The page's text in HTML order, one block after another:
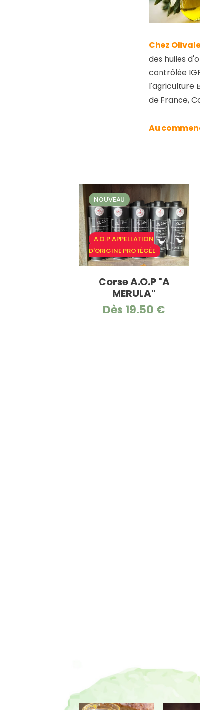
Chez
des huiles
contrôlée
l'agriculture
de France,
Au
NOUVEAU
A.O.P APPELLATION
D'ORIGINE PROTÉGÉE
Corse A.O.P "A
MERULA"
Dès 19.50 €